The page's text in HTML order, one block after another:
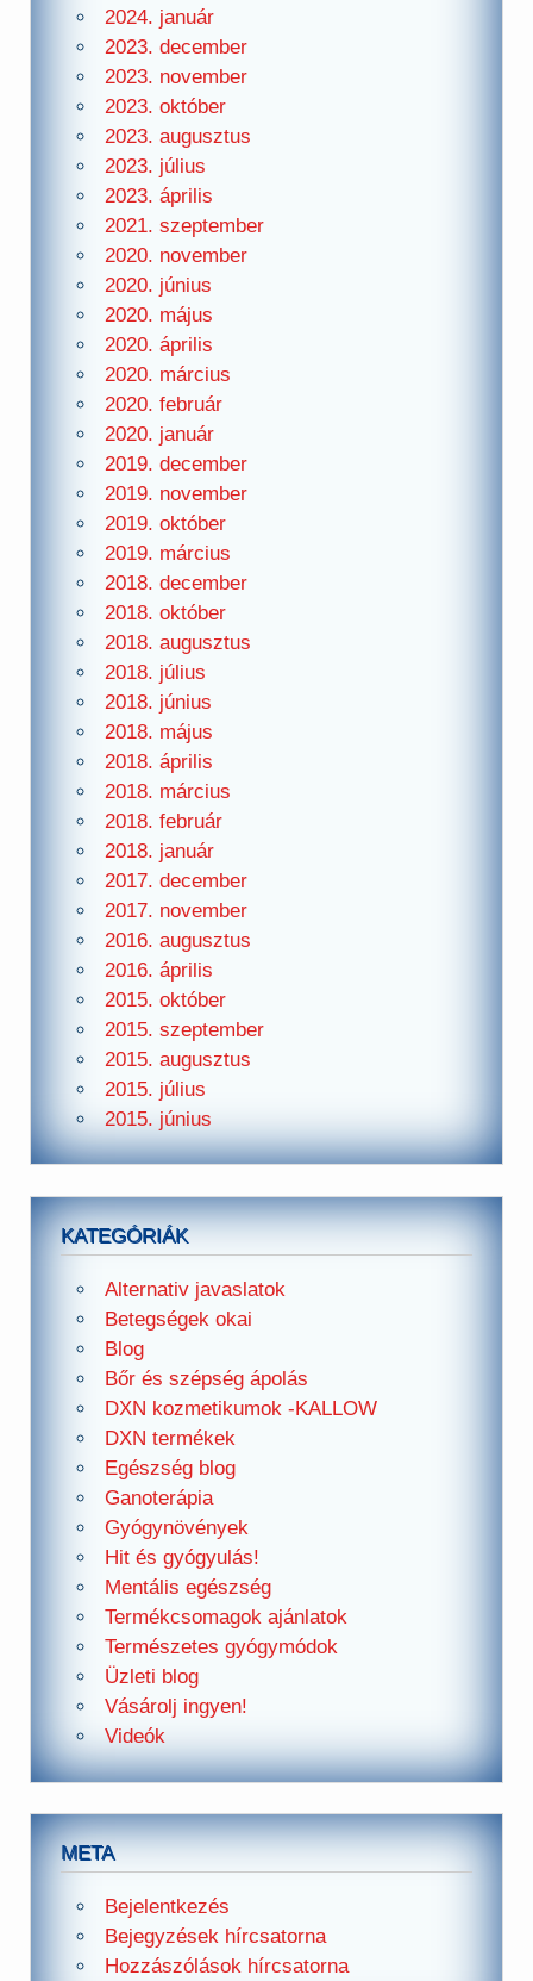
2024. január
2023. december
2023. november
2023. október
2023. augusztus
2023. július
2023. április
2021. szeptember
2020. november
2020. június
2020. május
2020. április
2020. március
2020. február
2020. január
2019. december
2019. november
2019. október
2019. március
2018. december
2018. október
2018. augusztus
2018. július
2018. június
2018. május
2018. április
2018. március
2018. február
2018. január
2017. december
2017. november
2016. augusztus
2016. április
2015. október
2015. szeptember
2015. augusztus
2015. július
2015. június
KATEGÓRIÁK
Alternativ javaslatok
Betegségek okai
Blog
Bőr és szépség ápolás
DXN kozmetikumok -KALLOW
DXN termékek
Egészség blog
Ganoterápia
Gyógynövények
Hit és gyógyulás!
Mentális egészség
Termékcsomagok ajánlatok
Természetes gyógymódok
Üzleti blog
Vásárolj ingyen!
Videók
META
Bejelentkezés
Bejegyzések hírcsatorna
Hozzászólások hírcsatorna